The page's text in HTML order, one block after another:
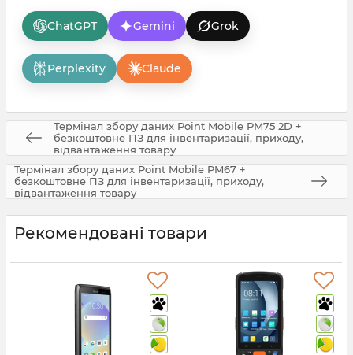
ChatGPT Gemini Grok
Perplexity Claude
Термінал збору даних Point Mobile PM75 2D +
безкоштовне ПЗ для інвентаризації, приходу,
відвантаження товару
Термінал збору даних Point Mobile PM67 +
безкоштовне ПЗ для інвентаризації, приходу,
відвантаження товару
Рекомендовані товари